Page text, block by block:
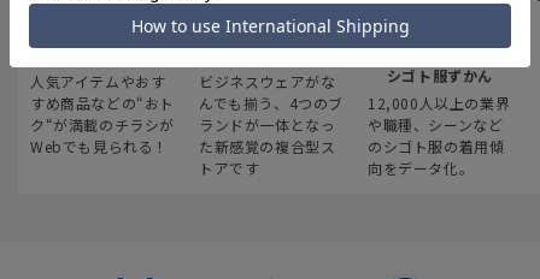
最新のお買い得情報
人気アイテムやおす
すめ商品などの“おト
ク“が満載のチラシが
Webでも見られる！
スーツスクエア
ビジネスウェアがな
んでも揃う、4つのブ
ランドが一体となっ
た新感覚の複合型ス
トアです
みんなの
シゴト服ずかん
12,000人以上の業界
や職種、シーンなど
のシゴト服の着用傾
向をデータ化。